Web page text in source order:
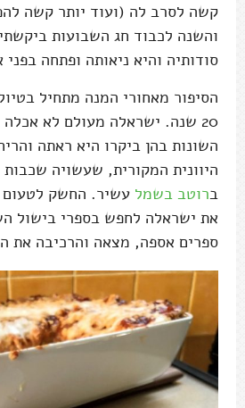
קשה לסרב לה (ועוד יותר קשה
והשנה לכבוד חג השבועות
סודותיה והיא ניאותה ופתחה
הסיפור מאחורי המנה מתחיל
20 שנה. ישראלה מעולם לא
השונות בהן ביקרו היא ראתה
היוונית המקורית, שעשויה
ברוטב בשמל עשיר. החשק לטעום
את ישראלה לחפש בספרי בישול
ספרים אספה, מצאה והרכיבה את